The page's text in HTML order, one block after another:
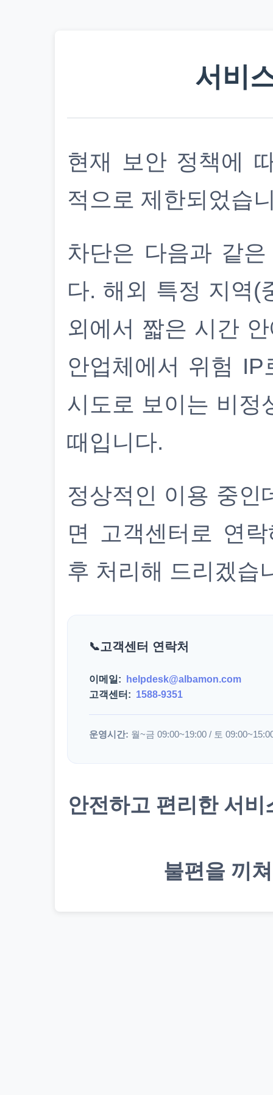
서비
현재 보안 정책에
적으로 제한되었습
차단은 다음과 같
다. 해외 특정 지역(
외에서 짧은 시간
안업체에서 위험
시도로 보이는 비정
때입니다.
정상적인 이용 중인
면 고객센터로 연
후 처리해 드리겠습
고객센터 연락처
이메일:
helpdesk@albamon.com
고객센터: 1588-9351
운영시간: 월~금 09:00~19:00 / 토
안전하고 편리한 서
불편을 끼